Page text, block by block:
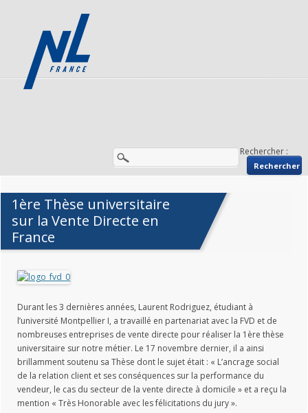
Rechercher :
1ère Thèse universitaire
sur la Vente Directe en
France
Durant les 3 dernières années, Laurent Rodriguez, étudiant à
l’université Montpellier I, a travaillé en partenariat avec la FVD et de
nombreuses entreprises de vente directe pour réaliser la 1ère thèse
universitaire sur notre métier. Le 17 novembre dernier, il a ainsi
brillamment soutenu sa Thèse dont le sujet était : « L’ancrage social
de la relation client et ses conséquences sur la performance du
vendeur, le cas du secteur de la vente directe à domicile » et a reçu la
mention « Très Honorable avec les félicitations du jury ».